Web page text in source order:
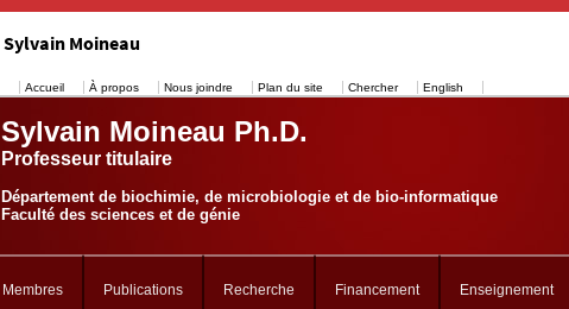
Sylvain Moineau
Accueil À propos Nous joindre Plan du site Chercher English
Sylvain Moineau Ph.D.
Professeur titulaire
Département de biochimie, de microbiologie et de bio-informatique
Faculté des sciences et de génie
Membres Publications Recherche Financement Enseignement